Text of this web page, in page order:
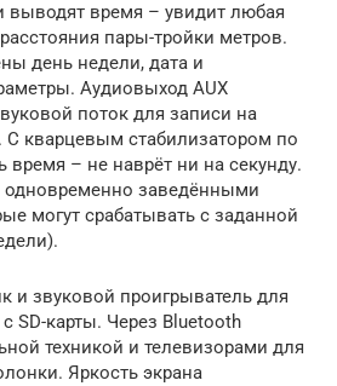
время – увидит любая
пары-тройки метров.
день недели, дата и
Аудиовыход AUX
поток для записи на
С кварцевым стабилизатором по
время – не наврёт ни на секунду.
одновременно заведёнными
могут срабатывать с заданной
и звуковой проигрыватель для
SD-карты. Через Bluetooth
техникой и телевизорами для
Яркость экрана